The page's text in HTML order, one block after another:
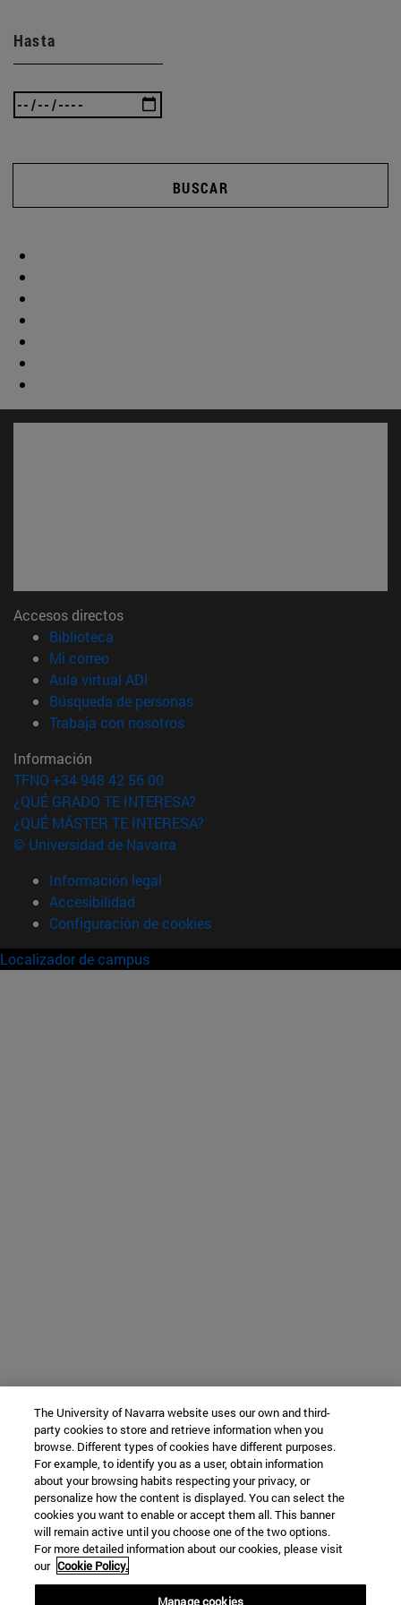
Hasta
BUSCAR
Accesos directos
Biblioteca
Mi correo(abre en nueva ventana)
Aula virtual ADI
Búsqueda de personas(abre en nueva ventana)
Trabaja con nosotros(abre en nueva ventana)
Información
TFNO +34 948 42 56 00
¿QUÉ GRADO TE INTERESA?
¿QUÉ MÁSTER TE INTERESA?
© Universidad de Navarra
Información legal
Accesibilidad
Configuración de cookies
Localizador de campus
The University of Navarra website uses our own and third-
party cookies to store and retrieve information when you
browse. Different types of cookies have different purposes.
For example, to identify you as a user, obtain information
about your browsing habits respecting your privacy, or
personalize how the content is displayed. You can select the
cookies you want to enable or accept them all. This banner
will remain active until you choose one of the two options.
For more detailed information about our cookies, please visit
our Cookie Policy.
Manage cookies